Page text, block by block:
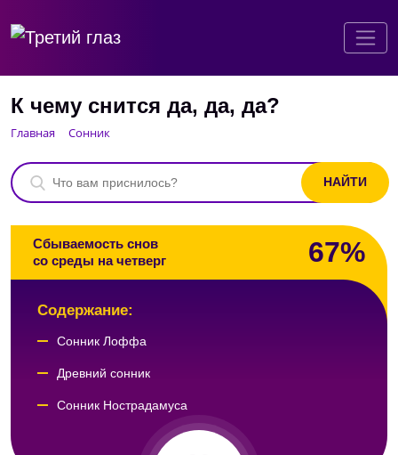
К чему снится да, да, да?
Главная Сонник
Сбываемость снов
со среды на четверг
67%
Содержание:
Сонник Лоффа
Древний сонник
Сонник Нострадамуса
Английский сонник